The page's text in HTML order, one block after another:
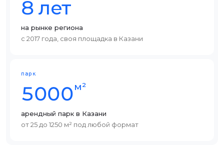
8 лет
на рынке региона
с 2017 года, своя площадка в Казани
парк
5000м²
арендный парк в Казани
от 25 до 1250 м² под любой формат